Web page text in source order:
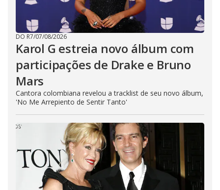
DO R7/07/08/2026
Karol G estreia novo álbum com
participações de Drake e Bruno
Mars
Cantora colombiana revelou a ​tracklist de seu novo álbum,
'No Me Arrepiento de Sentir Tanto'